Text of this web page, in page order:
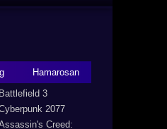
Hamarosan